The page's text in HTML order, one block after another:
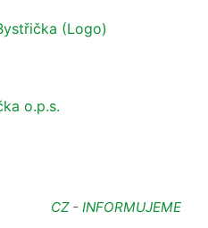
CZ- INFORMUJEME